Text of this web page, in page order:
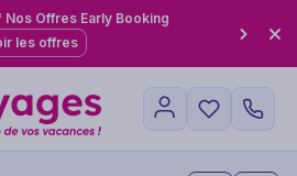
Nos Offres Early Booking
les offres